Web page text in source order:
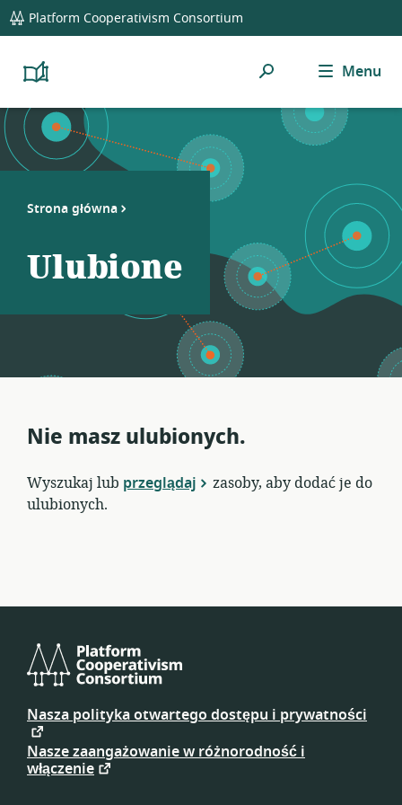
global
navigation
Platform Cooperativism Consortium
Platform
Resource
Library
Szukaj Menu
Strona główna
Ulubione
Nie masz ulubionych.
Wyszukaj lub przeglądaj
zasoby, aby dodać je do
ulubionych.
Platform
Cooperativism
Consortium
Nasza polityka otwartego dostępu i prywatności
Nasze zaangażowanie w różnorodność i
włączenie